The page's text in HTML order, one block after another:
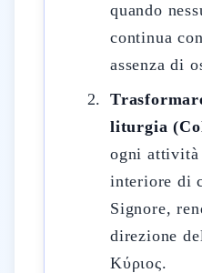
quando
continua
assenza di
liturgia
ogni attività
interiore di
Signore,
direzione
Κύριος.